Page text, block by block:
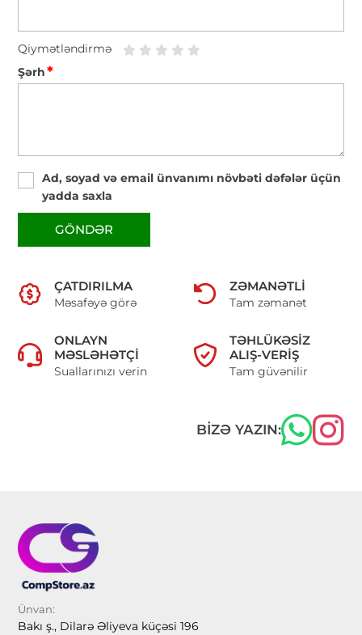
Qiymətləndirmə
Şərh*
Ad, soyad və email ünvanımı növbəti dəfələr üçün
yadda saxla
GÖNDƏR
ÇATDIRILMA
Məsafəyə görə
ZƏMANƏTLI
Tam zəmanət
ONLAYN
MƏSLƏHƏTÇI
Suallarınızı verin
TƏHLÜKƏSIZ
ALIŞ-VERIŞ
Tam güvənilir
BIZƏ YAZIN:
Ünvan:
Bakı ş., Dilarə Əliyeva küçəsi 196